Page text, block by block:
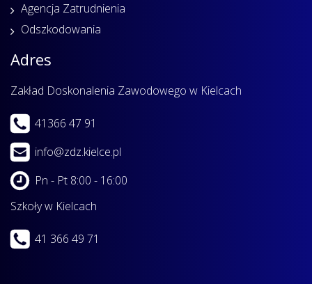
Agencja Zatrudnienia
Odszkodowania
Adres
Zakład Doskonalenia Zawodowego w Kielcach
41366 47 91
info@zdz.kielce.pl
Pn - Pt 8:00 - 16:00
Szkoły w Kielcach
41 366 49 71